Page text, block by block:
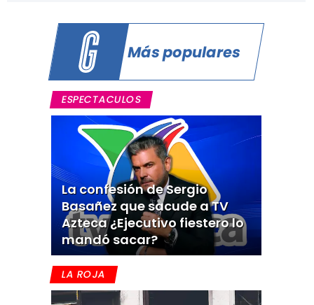
Más populares
ESPECTACULOS
La confesión de Sergio
Basañez que sacude a TV
Azteca ¿Ejecutivo fiestero lo
mandó sacar?
LA ROJA